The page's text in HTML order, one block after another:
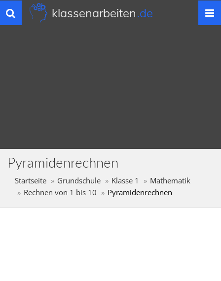
Toggle
navigation
klassenarbeiten.de
Pyramidenrechnen
Startseite Grundschule Klasse 1
Mathematik
Rechnen von 1 bis 10
Pyramidenrechnen